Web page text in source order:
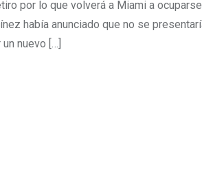
por lo que volverá a Miami a
había anunciado que no se
nuevo […]